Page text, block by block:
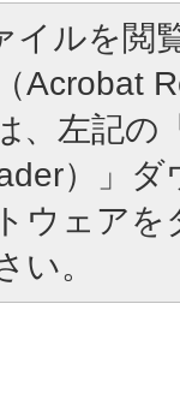
イルを閲
Acrobat
、左記の
）」
ウェア
い。